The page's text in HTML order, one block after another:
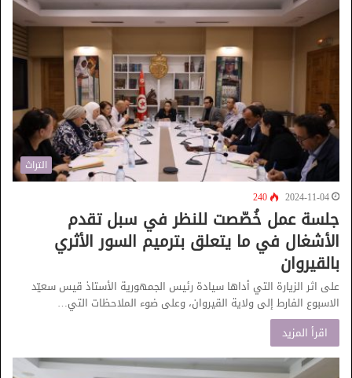
التراث
2024-11-04
240
جلسة عمل خُصّصت للنظر في سبل تقدم
الأشغال في ما يتعلق بترميم السور الأثري
بالقيروان
على اثر الزيارة التي أداها سيادة رئيس الجمهورية الأستاذ قيس سعيّد
الاسبوع الفارط إلى ولاية القيروان، وعلى ضوء الملاحظات التي…
اقرأ المزيد